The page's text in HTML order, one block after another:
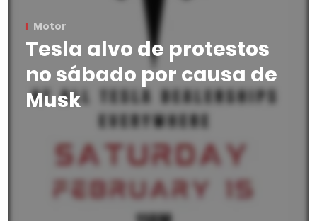
Motor
Tesla alvo de protestos
no sábado por causa de
Musk